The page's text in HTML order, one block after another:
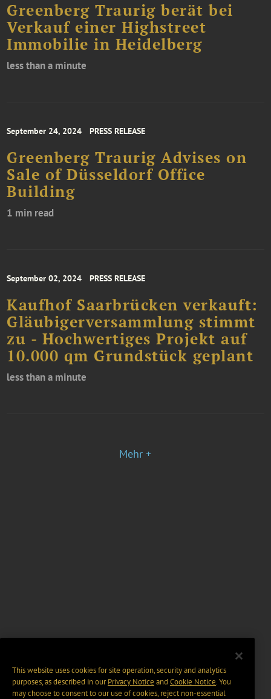
Greenberg Traurig berät bei
Verkauf einer Highstreet
Immobilie in Heidelberg
less than a minute
September 24, 2024 PRESS RELEASE
Greenberg Traurig Advises on
Sale of Düsseldorf Office
Building
1 min read
September 02, 2024 PRESS RELEASE
Kaufhof Saarbrücken verkauft:
Gläubigerversammlung stimmt
zu - Hochwertiges Projekt auf
10.000 qm Grundstück geplant
less than a minute
Mehr +
This website uses cookies for site operation, security and analytics
purposes, as described in ourPrivacy Notice and Cookie Notice. You
may choose to consent to our use of cookies, reject non-essential